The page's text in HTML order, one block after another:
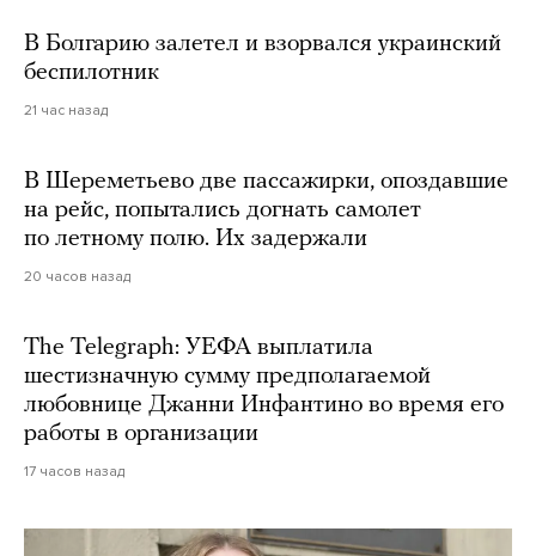
В Болгарию залетел и взорвался украинский
беспилотник
21 час назад
В Шереметьево две пассажирки, опоздавшие
на рейс, попытались догнать самолет
по летному полю. Их задержали
20 часов назад
The Telegraph: УЕФА выплатила
шестизначную сумму предполагаемой
любовнице Джанни Инфантино во время его
работы в организации
17 часов назад